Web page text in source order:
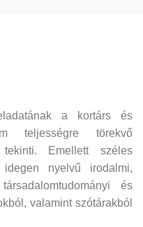
a kortárs és
teljességre törekvő
Emellett széles
nyelvű irodalmi,
és
valamint szótárakból